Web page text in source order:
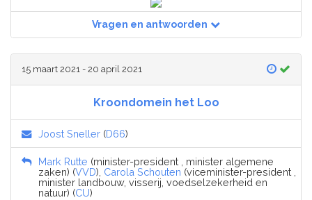
Vragen en antwoorden
15 maart 2021 - 20 april 2021
Kroondomein het Loo
Joost Sneller (D66)
Mark Rutte (minister-president , minister algemene
zaken) (VVD), Carola Schouten (viceminister-president ,
minister landbouw, visserij, voedselzekerheid en
natuur) (CU)